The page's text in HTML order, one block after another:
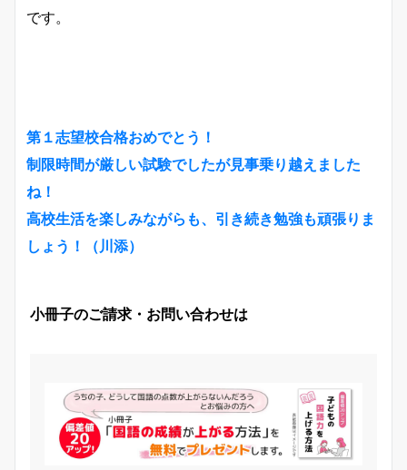
です。
第１志望校合格おめでとう！
制限時間が厳しい試験でしたが見事乗り越えました
ね！
高校生活を楽しみながらも、引き続き勉強も頑張りま
しょう！（川添）
小冊子のご請求・お問い合わせは